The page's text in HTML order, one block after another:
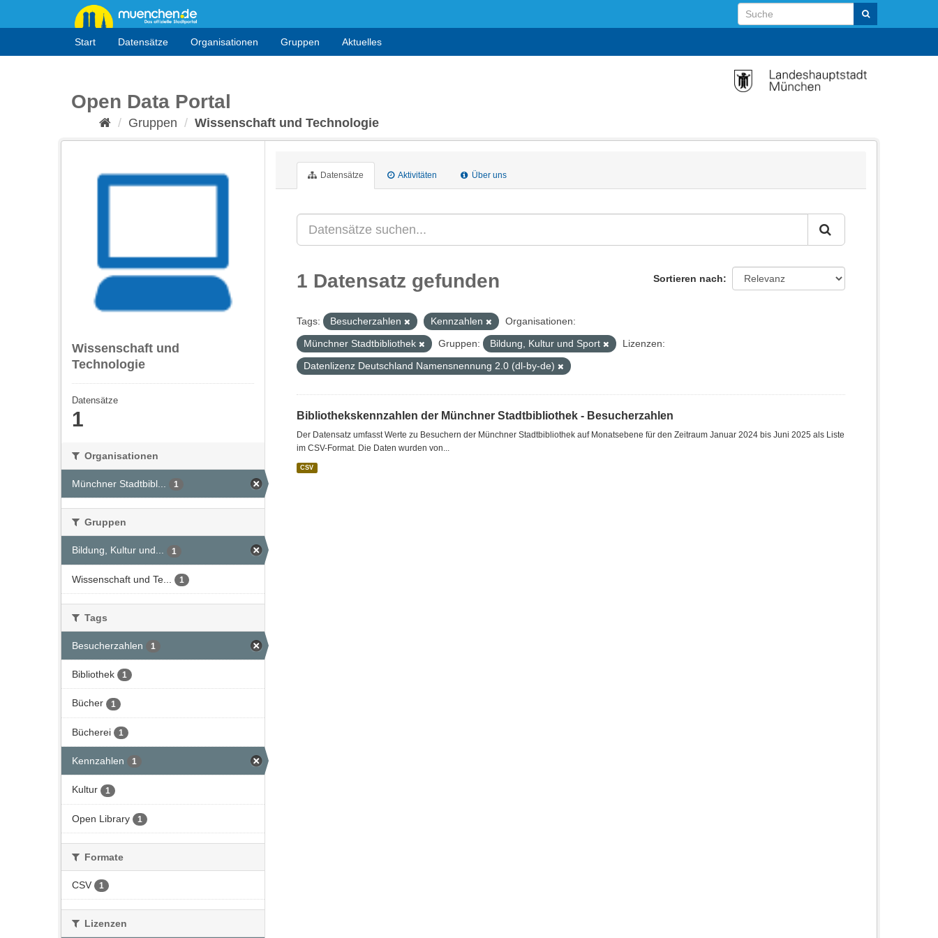
Start Datensätze Organisationen Gruppen Aktuelles
Open Data Portal
Gruppen Wissenschaft und Technologie
Wissenschaft und
Technologie
Datensätze
1
Organisationen
Münchner Stadtbibl... 1
Gruppen
Bildung, Kultur und... 1
Wissenschaft und Te... 1
Tags
Besucherzahlen 1
Bibliothek 1
Bücher 1
Bücherei 1
Kennzahlen 1
Kultur 1
Open Library 1
Formate
CSV 1
Lizenzen
Datensätze Aktivitäten Über uns
Sortieren nach
1 Datensatz gefunden
Tags: Besucherzahlen Kennzahlen
Organisationen:
Münchner Stadtbibliothek
Gruppen: Bildung, Kultur und Sport
Lizenzen:
Datenlizenz Deutschland Namensnennung 2.0 (dl-by-de)
Bibliothekskennzahlen der Münchner Stadtbibliothek - Besucherzahlen
Der Datensatz umfasst Werte zu Besuchern der Münchner Stadtbibliothek auf Monatsebene für den Zeitraum Januar 2024 bis Juni 2025 als Liste
im CSV-Format. Die Daten wurden von...
CSV